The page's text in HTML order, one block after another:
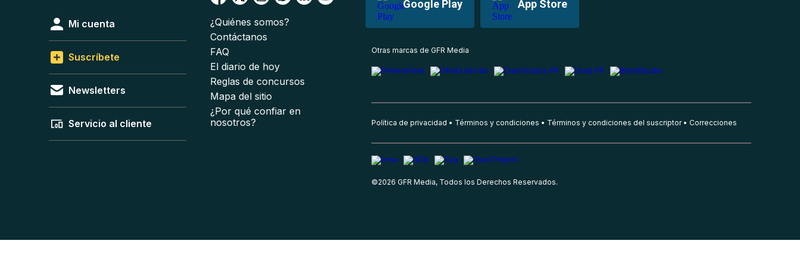
Google Play App Store
Mi cuenta
Suscríbete
Newsletters
Servicio al cliente
¿Quiénes somos?
Contáctanos
FAQ
El diario de hoy
Reglas de concursos
Mapa del sitio
¿Por qué confiar en
nosotros?
Otras marcas de GFR Media
Política de privacidad Términos y condiciones Términos y condiciones del suscriptor Correcciones
©2026 GFR Media, Todos los Derechos Reservados.